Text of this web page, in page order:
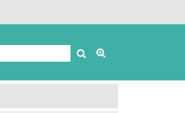
Buscar